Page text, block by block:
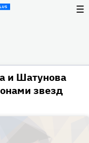
☰
и Шатунова
звезд